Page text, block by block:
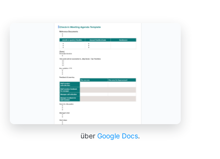
über Google Docs.